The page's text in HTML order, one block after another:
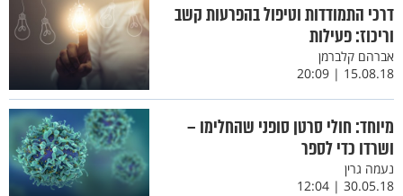
דרכי התמודדות וטיפול בהפרעות קשב
וריכוז: פעילות
אברהם קלברמן
15.08.18 | 20:09
מיוחד: חולי סרטן סופני שהחלימו –
ושרדו כדי לספר
נעמה גרין
30.05.18 | 12:04